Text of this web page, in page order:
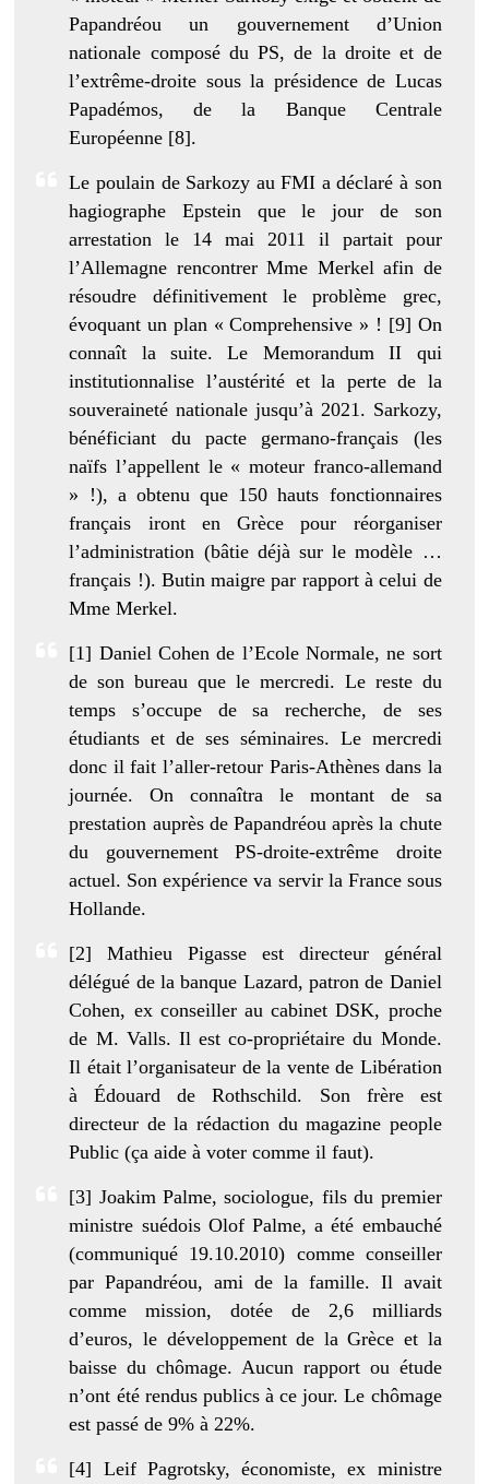
Papandréou un gouvernement d’Union
nationale composé du PS, de la droite et de
l’extrême-droite sous la présidence de Lucas
Papadémos, de la Banque Centrale
Européenne [8].
Le poulain de Sarkozy au FMI a déclaré à son
hagiographe Epstein que le jour de son
arrestation le 14 mai 2011 il partait pour
l’Allemagne rencontrer Mme Merkel afin de
résoudre définitivement le problème grec,
évoquant un plan « Comprehensive » ! [9] On
connaît la suite. Le Memorandum II qui
institutionnalise l’austérité et la perte de la
souveraineté nationale jusqu’à 2021. Sarkozy,
bénéficiant du pacte germano-français (les
naïfs l’appellent le « moteur franco-allemand
» !), a obtenu que 150 hauts fonctionnaires
français iront en Grèce pour réorganiser
l’administration (bâtie déjà sur le modèle …
français !). Butin maigre par rapport à celui de
Mme Merkel.
[1] Daniel Cohen de l’Ecole Normale, ne sort
de son bureau que le mercredi. Le reste du
temps s’occupe de sa recherche, de ses
étudiants et de ses séminaires. Le mercredi
donc il fait l’aller-retour Paris-Athènes dans la
journée. On connaîtra le montant de sa
prestation auprès de Papandréou après la chute
du gouvernement PS-droite-extrême droite
actuel. Son expérience va servir la France sous
Hollande.
[2] Mathieu Pigasse est directeur général
délégué de la banque Lazard, patron de Daniel
Cohen, ex conseiller au cabinet DSK, proche
de M. Valls. Il est co-propriétaire du Monde.
Il était l’organisateur de la vente de Libération
à Édouard de Rothschild. Son frère est
directeur de la rédaction du magazine people
Public (ça aide à voter comme il faut).
[3] Joakim Palme, sociologue, fils du premier
ministre suédois Olof Palme, a été embauché
(communiqué 19.10.2010) comme conseiller
par Papandréou, ami de la famille. Il avait
comme mission, dotée de 2,6 milliards
d’euros, le développement de la Grèce et la
baisse du chômage. Aucun rapport ou étude
n’ont été rendus publics à ce jour. Le chômage
est passé de 9% à 22%.
[4] Leif Pagrotsky, économiste, ex ministre